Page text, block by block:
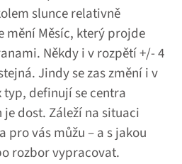
slunce relativně
mění Měsíc, který projde
Někdy i v rozpětí +/- 4
Jindy se zas změní i v
definují se centra
dost. Záleží na situaci
pro vás můžu – a s jakou
rozbor vypracovat.